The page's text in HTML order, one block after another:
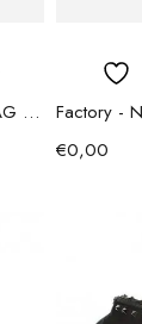
Factory - NISIDE BACK BAG – zaino 18lt
€0,00